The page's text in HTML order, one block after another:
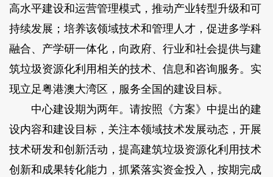
高水平建设和运营管理模式，推动产业转型升级和可
持续发展；培养该领域技术和管理人才，促进多学科
融合、产学研一体化，向政府、行业和社会提供与建
筑垃圾资源化利用相关的技术、信息和咨询服务。实
现立足粤港澳大湾区，服务全国的建设目标。
中心建设期为两年。请按照《方案》中提出的建
设内容和建设目标，关注本领域技术发展动态，开展
技术研发和创新活动，提高建筑垃圾资源化利用技术
创新和成果转化能力，抓紧落实资金投入，按期完成